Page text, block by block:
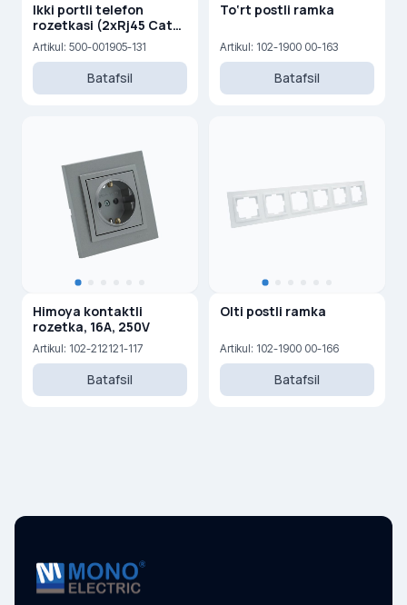
Ikki portli telefon
rozetkasi (2xRj45 Cat
3)
Artikul: 500-001905-131
Batafsil
To‘rt postli ramka
Artikul: 102-1900 00-163
Batafsil
Himoya kontaktli
rozetka, 16A, 250V
Artikul: 102-212121-117
Batafsil
Olti postli ramka
Artikul: 102-1900 00-166
Batafsil